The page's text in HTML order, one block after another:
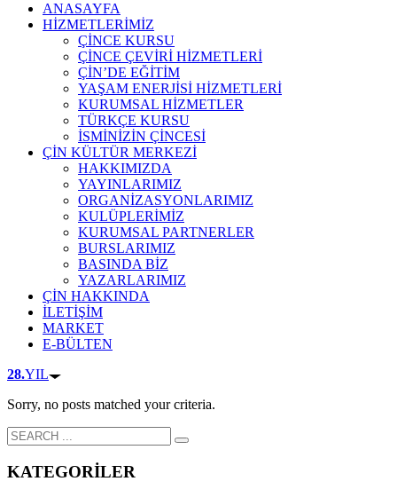
ANASAYFA
HİZMETLERİMİZ
ÇİNCE KURSU
ÇİNCE ÇEVİRİ HİZMETLERİ
ÇİN’DE EĞİTİM
YAŞAM ENERJİSİ HİZMETLERİ
KURUMSAL HİZMETLER
TÜRKÇE KURSU
İSMİNİZİN ÇİNCESİ
ÇİN KÜLTÜR MERKEZİ
HAKKIMIZDA
YAYINLARIMIZ
ORGANİZASYONLARIMIZ
KULÜPLERİMİZ
KURUMSAL PARTNERLER
BURSLARIMIZ
BASINDA BİZ
YAZARLARIMIZ
ÇİN HAKKINDA
İLETİŞİM
MARKET
E-BÜLTEN
28.YIL
Sorry, no posts matched your criteria.
KATEGORİLER